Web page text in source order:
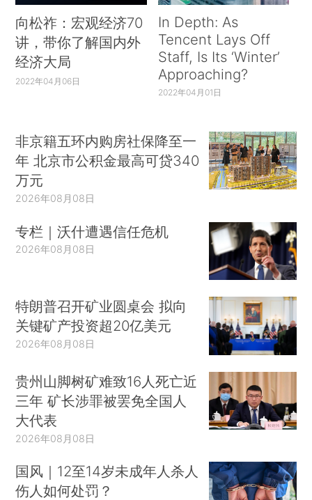
向松祚：宏观经济70
讲，带你了解国内外
经济大局
2022年04月06日
In Depth: As
Tencent Lays Off
Staff, Is Its ‘Winter’
Approaching?
2022年04月01日
非京籍五环内购房社保降至一
年 北京市公积金最高可贷340
万元
2026年08月08日
专栏｜沃什遭遇信任危机
2026年08月08日
特朗普召开矿业圆桌会 拟向
关键矿产投资超20亿美元
2026年08月08日
贵州山脚树矿难致16人死亡近
三年 矿长涉罪被罢免全国人
大代表
2026年08月08日
国风｜12至14岁未成年人杀人
伤人如何处罚？